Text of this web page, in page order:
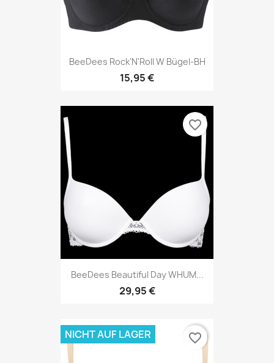
BeeDees Rock'N'Roll W Bügel-BH
15,95 €
BeeDees Beautiful Day WHUM...
29,95 €
favorite_border
NICHT AUF LAGER favorite_border